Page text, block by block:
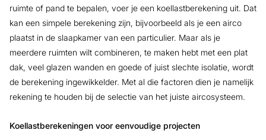
ruimte of pand te bepalen, voer je een koellastberekening uit. Dat
kan een simpele berekening zijn, bijvoorbeeld als je een airco
plaatst in de slaapkamer van een particulier. Maar als je
meerdere ruimten wilt combineren, te maken hebt met een plat
dak, veel glazen wanden en goede of juist slechte isolatie, wordt
de berekening ingewikkelder. Met al die factoren dien je namelijk
rekening te houden bij de selectie van het juiste aircosysteem.
Koellastberekeningen voor eenvoudige projecten